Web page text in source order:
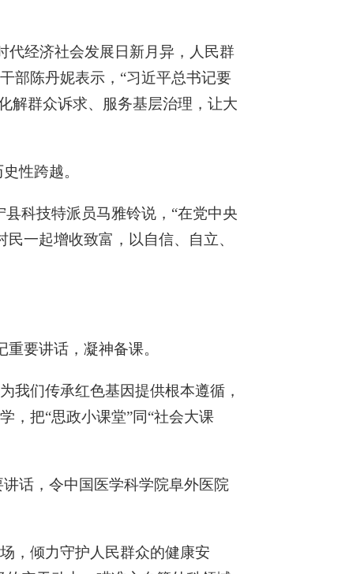
代经济社会发展日新月异，人民群
部陈丹妮表示，“习近平总书记要
解群众诉求、服务基层治理，让大
性跨越。
科技特派员马雅铃说，“在党中央
一起增收致富，以自信、自立、
要讲话，凝神备课。
我们传承红色基因提供根本遵循，
，把“思政小课堂”同“社会大课
话，令中国医学科学院阜外医院
，倾力守护人民群众的健康安